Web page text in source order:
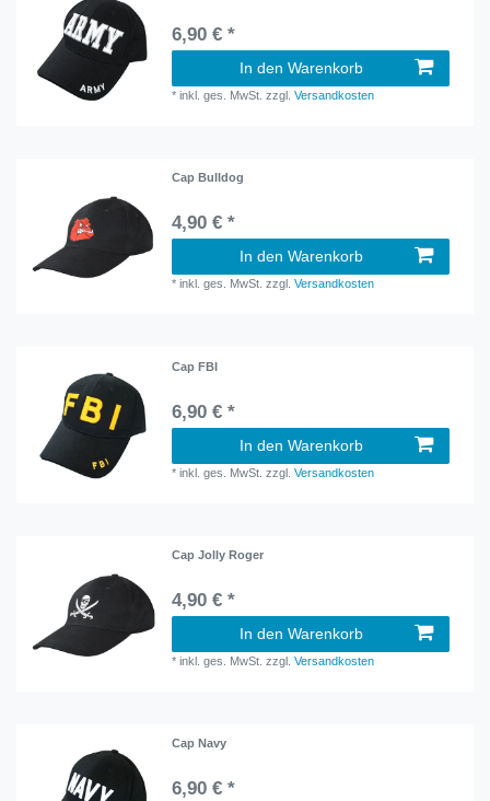
6,90 € *
In den Warenkorb
*inkl. ges. MwSt. zzgl.Versandkosten
Cap Bulldog
4,90 € *
In den Warenkorb
*inkl. ges. MwSt. zzgl.Versandkosten
Cap FBI
6,90 € *
In den Warenkorb
*inkl. ges. MwSt. zzgl.Versandkosten
Cap Jolly Roger
4,90 € *
In den Warenkorb
*inkl. ges. MwSt. zzgl.Versandkosten
Cap Navy
6,90 € *